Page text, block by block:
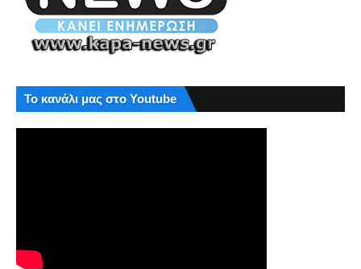
Το κανάλι μας στο Youtube